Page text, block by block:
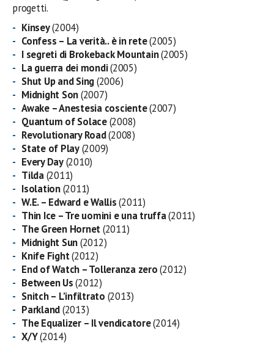
progetti.
Kinsey(2004)
Confess – La verità.. è in rete(2005)
I segreti di Brokeback Mountain(2005)
La guerra dei mondi(2005)
Shut Up and Sing(2006)
Midnight Son(2007)
Awake – Anestesia cosciente(2007)
Quantum of Solace(2008)
Revolutionary Road(2008)
State of Play(2009)
Every Day(2010)
Tilda(2011)
Isolation(2011)
W.E. – Edward e Wallis(2011)
Thin Ice – Tre uomini e una truffa(2011)
The Green Hornet(2011)
Midnight Sun(2012)
Knife Fight(2012)
End of Watch – Tolleranza zero(2012)
Between Us(2012)
Snitch – L’infiltrato (2013)
Parkland(2013)
The Equalizer – Il vendicatore(2014)
X/Y(2014)